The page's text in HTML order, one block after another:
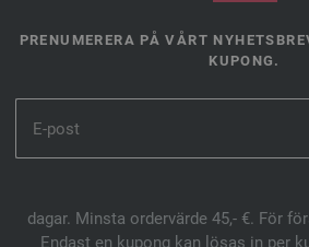
PRENUMERERA PÅ VÅRT
KUPONG.
dagar. Minsta ordervärde 45,- €. För
Endast en kupong kan lösas in per